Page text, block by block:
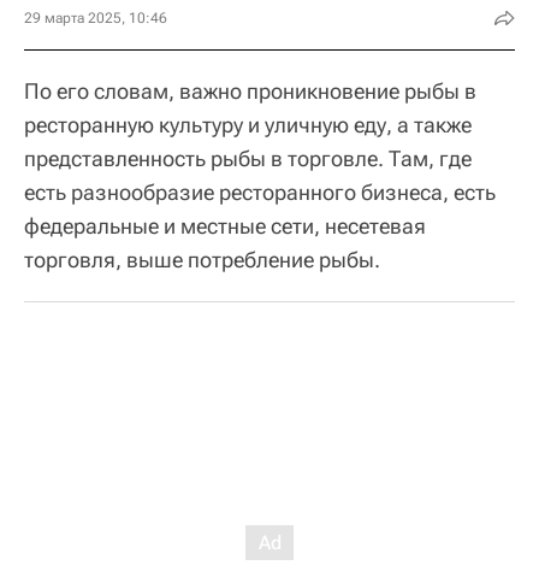
29 марта 2025, 10:46
По его словам, важно проникновение рыбы в
ресторанную культуру и уличную еду, а также
представленность рыбы в торговле. Там, где
есть разнообразие ресторанного бизнеса, есть
федеральные и местные сети, несетевая
торговля, выше потребление рыбы.